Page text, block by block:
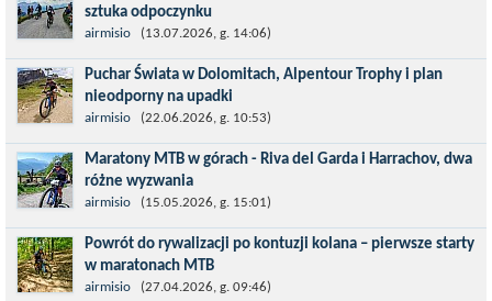
sztuka odpoczynku
Kronplatz King, epicki MTB Maraton z metą na 2275 m we
włoskich Alpach – łącznie 3000 metrów przewyższenia na
dystansie 60 km, ze...
airmisio (13.07.2026, g. 14:06)
Puchar Świata w Dolomitach, Alpentour Trophy i plan
nieodporny na upadki
Czerwiec w moim planie oznaczał wejście w najbardziej
wymagający etap i cel pierwszej części sezonu: Puchar Świata w
maratonie MTB w Dolomitach...
airmisio (22.06.2026, g. 10:53)
Maratony MTB w górach - Riva del Garda i Harrachov, dwa
różne wyzwania
Maj to idealny czas, by z płaskich i szybkich wyścigów przejść do
znacznie bardziej ambitnych wyzwań, jakimi są górskie wyścigi
MTB....
airmisio (15.05.2026, g. 15:01)
Powrót do rywalizacji po kontuzji kolana – pierwsze starty
w maratonach MTB
Prawdziwym testem po kontuzji kolana i uszkodzeniu więzadeł
airmisio (27.04.2026, g. 09:46)